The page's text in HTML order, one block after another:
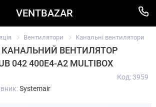
VENTBAZAR
Вентилятори Канальні вентилятори
ВЕНТИЛЯТОР
042 400E4-A2 MULTIBOX
Systemair
Код: 3959